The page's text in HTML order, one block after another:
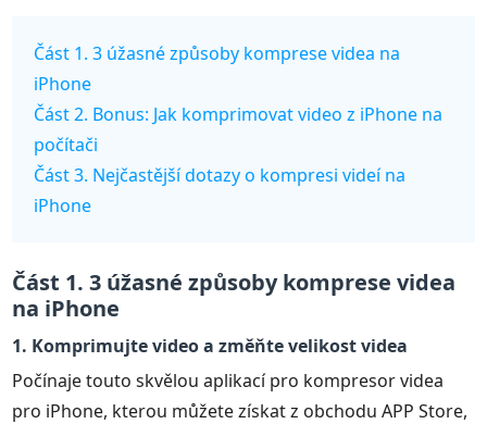
Část 1. 3 úžasné způsoby komprese videa na
iPhone
Část 2. Bonus: Jak komprimovat video z iPhone na
počítači
Část 3. Nejčastější dotazy o kompresi videí na
iPhone
Část 1. 3 úžasné způsoby komprese videa
na iPhone
1. Komprimujte video a změňte velikost videa
Počínaje touto skvělou aplikací pro kompresor videa
pro iPhone, kterou můžete získat z obchodu APP Store,